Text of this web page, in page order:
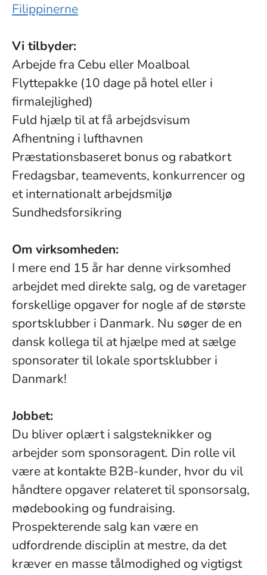
Filippinerne
Vi tilbyder:
Arbejde fra Cebu eller Moalboal
Flyttepakke (10 dage på hotel eller i
firmalejlighed)
Fuld hjælp til at få arbejdsvisum
Afhentning i lufthavnen
Præstationsbaseret bonus og rabatkort
Fredagsbar, teamevents, konkurrencer og
et internationalt arbejdsmiljø
Sundhedsforsikring
Om virksomheden:
I mere end 15 år har denne virksomhed
arbejdet med direkte salg, og de varetager
forskellige opgaver for nogle af de største
sportsklubber i Danmark. Nu søger de en
dansk kollega til at hjælpe med at sælge
sponsorater til lokale sportsklubber i
Danmark!
Jobbet:
Du bliver oplært i salgsteknikker og
arbejder som sponsoragent. Din rolle vil
være at kontakte B2B-kunder, hvor du vil
håndtere opgaver relateret til sponsorsalg,
mødebooking og fundraising.
Prospekterende salg kan være en
udfordrende disciplin at mestre, da det
kræver en masse tålmodighed og vigtigst